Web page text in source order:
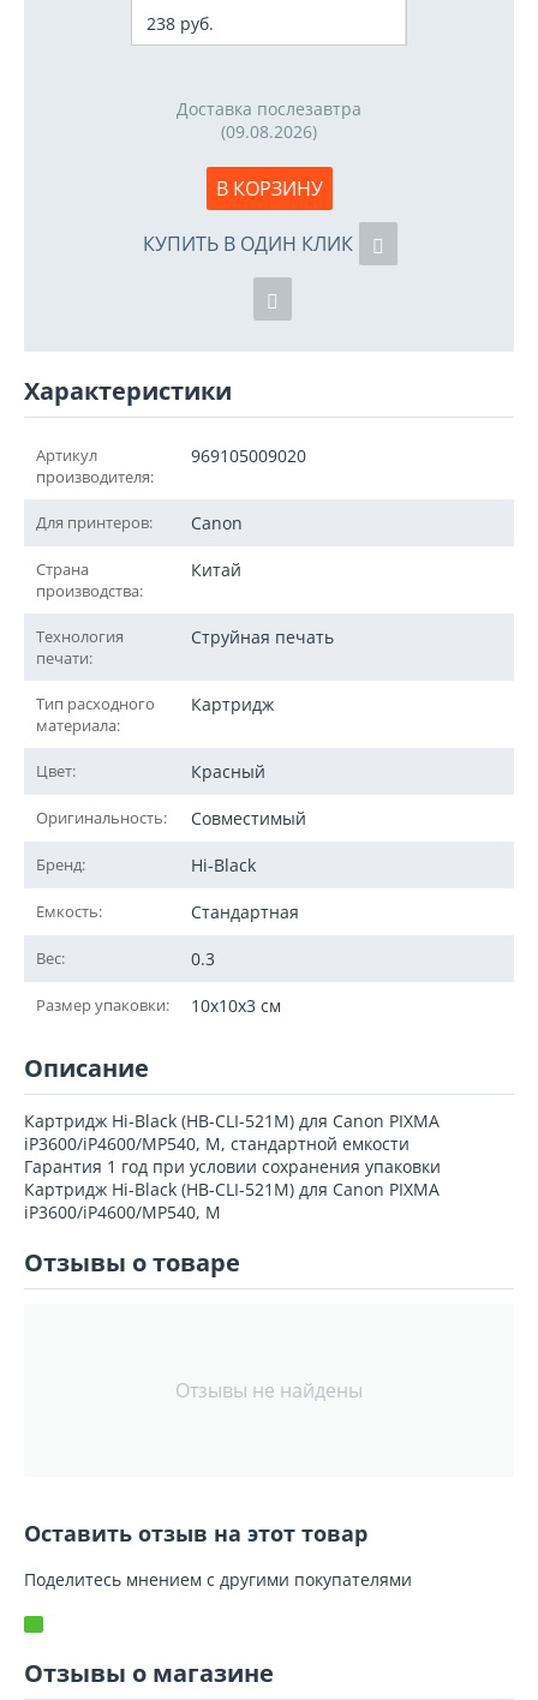
238 руб.
Доставка послезавтра
(09.08.2026)
В КОРЗИНУ
КУПИТЬ В ОДИН КЛИК
Характеристики
Артикул
производителя:
969105009020
Для принтеров: Canon
Страна
производства:
Китай
Технология
печати:
Струйная печать
Тип расходного
материала:
Картридж
Цвет: Красный
Оригинальность: Совместимый
Бренд: Hi-Black
Емкость: Стандартная
Вес: 0.3
Размер упаковки: 10x10x3 см
Описание
Картридж Hi-Black (HB-CLI-521M) для Canon PIXMA
iP3600/iP4600/MP540, M, стандартной емкости
Гарантия 1 год при условии сохранения упаковки
Картридж Hi-Black (HB-CLI-521M) для Canon PIXMA
iP3600/iP4600/MP540, M
Отзывы о товаре
Отзывы не найдены
Оставить отзыв на этот товар
Поделитесь мнением с другими покупателями
Отзывы о магазине